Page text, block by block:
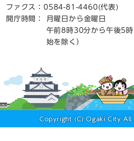
ファクス：0584-81-4460(代表)
開庁時間：
月曜日から金曜日
午前8時30分から午後5
始を除く）
Copyright (C) Ogaki City All